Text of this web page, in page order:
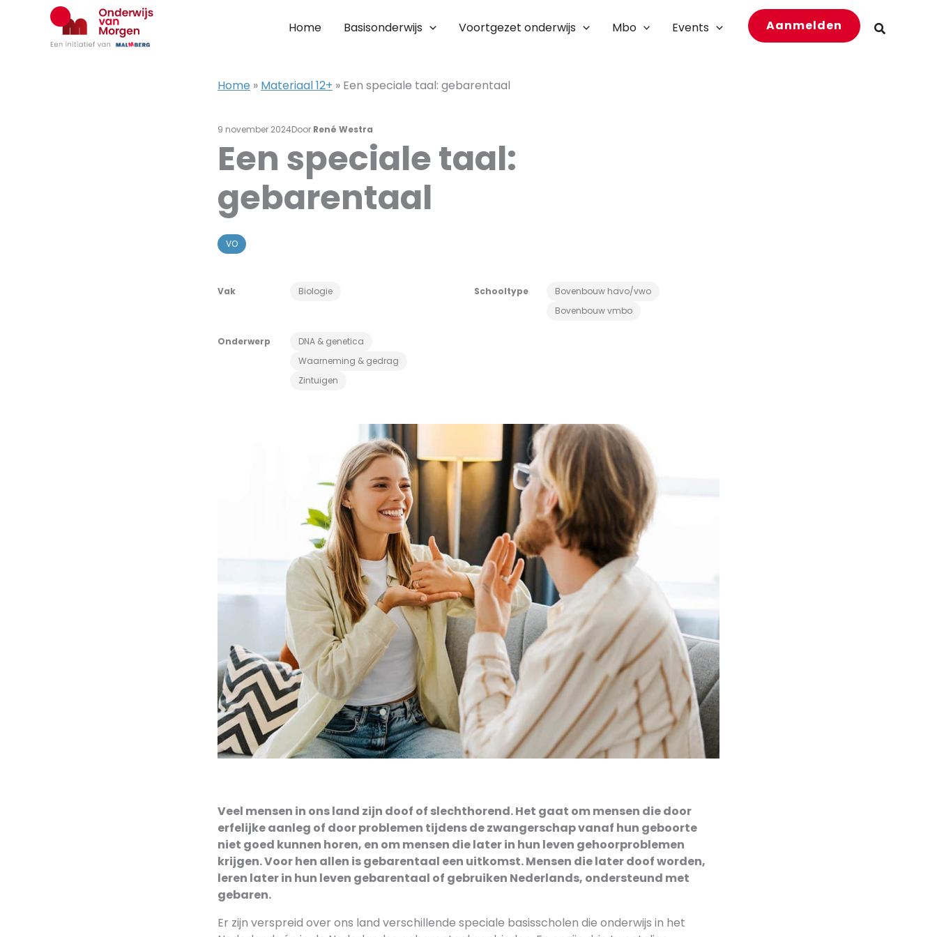
Home Basisonderwijs Voortgezet onderwijs Mbo Events Aanmelden Zoeken
Home » Materiaal 12+ » Een speciale taal: gebarentaal
9 november 2024Door René Westra
VO
Vak Biologie Schooltype
Bovenbouw havo/vwo
Bovenbouw vmbo
Onderwerp
DNA & genetica
Waarneming & gedrag
Zintuigen
Een speciale taal:
gebarentaal
Veel mensen in ons land zijn doof of slechthorend. Het gaat om mensen die door
erfelijke aanleg of door problemen tijdens de zwangerschap vanaf hun geboorte
niet goed kunnen horen, en om mensen die later in hun leven gehoorproblemen
krijgen. Voor hen allen is gebarentaal een uitkomst. Mensen die later doof worden,
leren later in hun leven gebarentaal of gebruiken Nederlands, ondersteund met
gebaren.
Er zijn verspreid over ons land verschillende speciale basisscholen die onderwijs in het